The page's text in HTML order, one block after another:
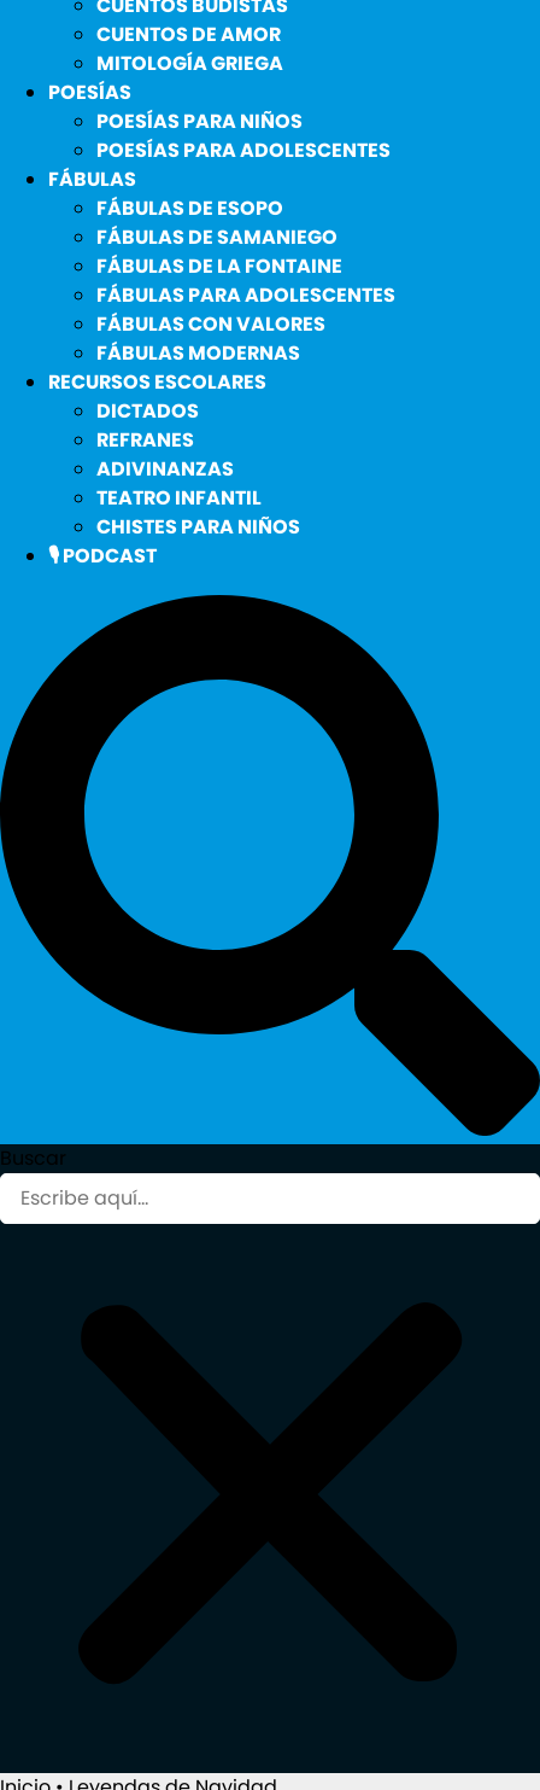
CUENTOS DE AMOR
MITOLOGÍA GRIEGA
POESÍAS
POESÍAS PARA NIÑOS
POESÍAS PARA ADOLESCENTES
FÁBULAS
FÁBULAS DE ESOPO
FÁBULAS DE SAMANIEGO
FÁBULAS DE LA FONTAINE
FÁBULAS PARA ADOLESCENTES
FÁBULAS CON VALORES
FÁBULAS MODERNAS
RECURSOS ESCOLARES
DICTADOS
REFRANES
ADIVINANZAS
TEATRO INFANTIL
CHISTES PARA NIÑOS
🎙️ PODCAST
Buscar